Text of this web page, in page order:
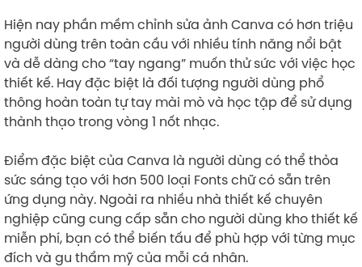
Hiện nay phần mềm chỉnh sửa ảnh Canva có hơn triệu
người dùng trên toàn cầu với nhiều tính năng nổi bật
và dễ dàng cho “tay ngang” muốn thử sức với việc học
thiết kế. Hay đặc biệt là đối tượng người dùng phổ
thông hoàn toàn tự tay mài mò và học tập để sử dụng
thành thạo trong vòng 1 nốt nhạc.
Điểm đặc biệt của Canva là người dùng có thể thỏa
sức sáng tạo với hơn 500 loại Fonts chữ có sẵn trên
ứng dụng này. Ngoài ra nhiều nhà thiết kế chuyên
nghiệp cũng cung cấp sẵn cho người dùng kho thiết kế
miễn phí, bạn có thể biến tấu để phù hợp với từng mục
đích và gu thẩm mỹ của mỗi cá nhân.